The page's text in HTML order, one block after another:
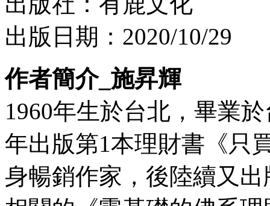
出版日期：2020/10/29
作者簡介_施昇輝
1960年生於台北，畢業
年出版第1本理財書《只
身暢銷作家，後陸續又